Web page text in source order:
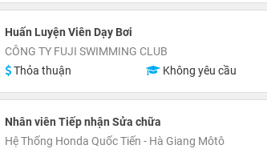
Huấn Luyện Viên Dạy Bơi
CÔNG TY FUJI SWIMMING CLUB
Thỏa thuận
Không yêu cầu
Nhân viên Tiếp nhận Sửa chữa
Hệ Thống Honda Quốc Tiến - Hà Giang Môtô